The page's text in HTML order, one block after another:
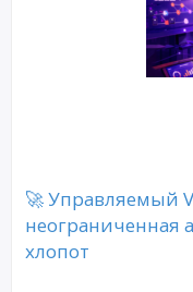
🚀 Управляемый
неограниченная
хлопот